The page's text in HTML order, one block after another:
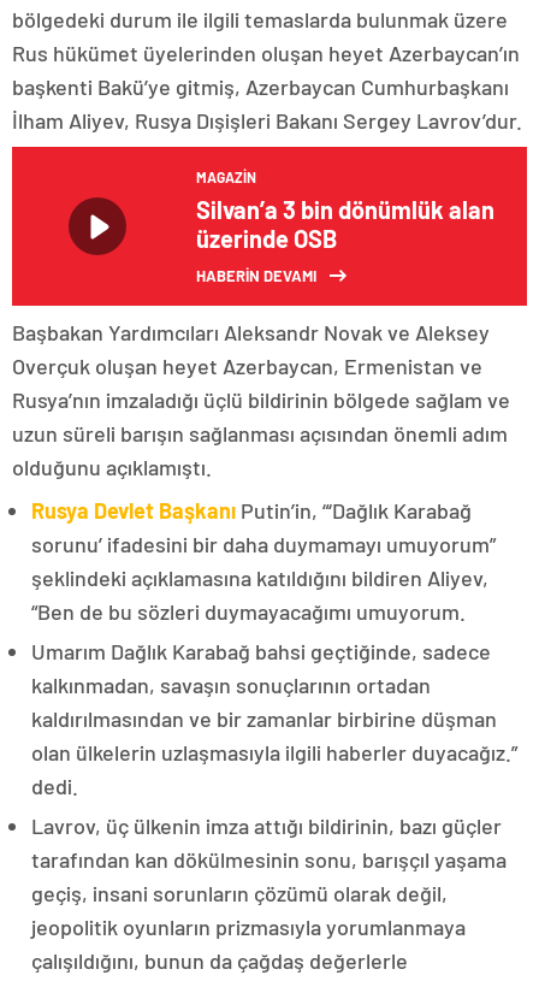
bölgedeki durum ile ilgili temaslarda bulunmak üzere
Rus hükümet üyelerinden oluşan heyet Azerbaycan’ın
başkenti Bakü’ye gitmiş, Azerbaycan Cumhurbaşkanı
İlham Aliyev, Rusya Dışişleri Bakanı Sergey Lavrov’dur.
MAGAZIN
Silvan’a 3 bin dönümlük alan
üzerinde OSB
HABERİN DEVAMI
Başbakan Yardımcıları Aleksandr Novak ve Aleksey
Overçuk oluşan heyet Azerbaycan, Ermenistan ve
Rusya’nın imzaladığı üçlü bildirinin bölgede sağlam ve
uzun süreli barışın sağlanması açısından önemli adım
olduğunu açıklamıştı.
Rusya Devlet Başkanı Putin’in, “‘Dağlık Karabağ
sorunu’ ifadesini bir daha duymamayı umuyorum”
şeklindeki açıklamasına katıldığını bildiren Aliyev,
“Ben de bu sözleri duymayacağımı umuyorum.
Umarım Dağlık Karabağ bahsi geçtiğinde, sadece
kalkınmadan, savaşın sonuçlarının ortadan
kaldırılmasından ve bir zamanlar birbirine düşman
olan ülkelerin uzlaşmasıyla ilgili haberler duyacağız.”
dedi.
Lavrov, üç ülkenin imza attığı bildirinin, bazı güçler
tarafından kan dökülmesinin sonu, barışçıl yaşama
geçiş, insani sorunların çözümü olarak değil,
jeopolitik oyunların prizmasıyla yorumlanmaya
çalışıldığını, bunun da çağdaş değerlerle